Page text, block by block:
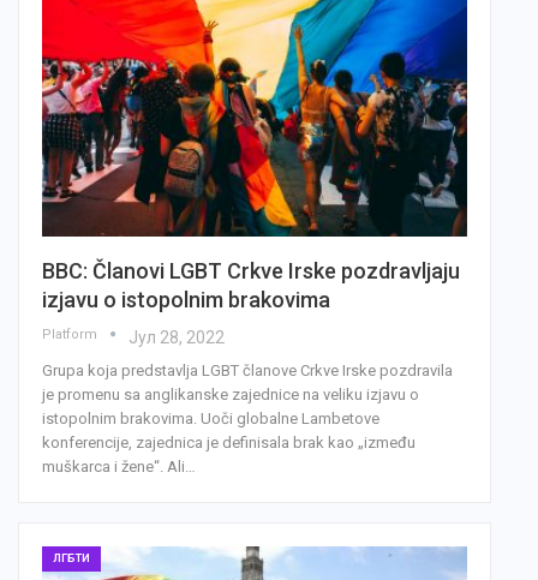
BBC: Članovi LGBT Crkve Irske pozdravljaju
izjavu o istopolnim brakovima
Platform Јул 28, 2022
Grupa koja predstavlja LGBT članove Crkve Irske pozdravila
je promenu sa anglikanske zajednice na veliku izjavu o
istopolnim brakovima. Uoči globalne Lambetove
konferencije, zajednica je definisala brak kao „između
muškarca i žene“. Ali…
ЛГБТИ